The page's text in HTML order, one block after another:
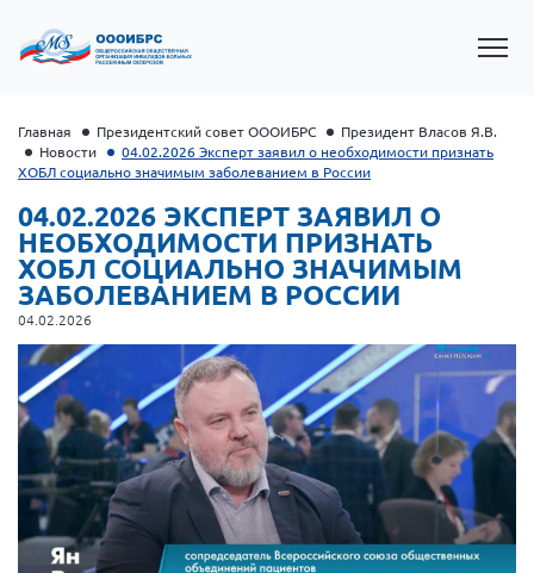
Президент Власов Я.В.
Первый вице-президент Кичигина Н. Ф.
Генеральный директор Матвиевская О.В.
Вице-президент Зрячева Н.В.
Вице-президент Шишлянников Ф.В.
Главная Президентский совет ОООИБРС
Президент Власов Я.В.
Новости
04.02.2026 Эксперт заявил о необходимости признать
ХОБЛ социально значимым заболеванием в России
04.02.2026 ЭКСПЕРТ ЗАЯВИЛ О
НЕОБХОДИМОСТИ ПРИЗНАТЬ
ХОБЛ СОЦИАЛЬНО ЗНАЧИМЫМ
ЗАБОЛЕВАНИЕМ В РОССИИ
04.02.2026